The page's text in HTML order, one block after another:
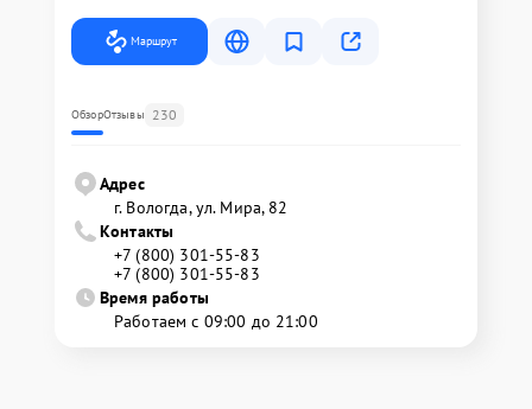
Маршрут
ОбзорОтзывы 230
Адрес
г. Вологда, ул. Мира, 82
Контакты
+7 (800) 301-55-83
+7 (800) 301-55-83
Время работы
Работаем с 09:00 до 21:00